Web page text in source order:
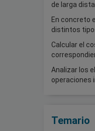
de larga
En concreto
distintos
Calcular el
Analizar los
operaciones
Temario